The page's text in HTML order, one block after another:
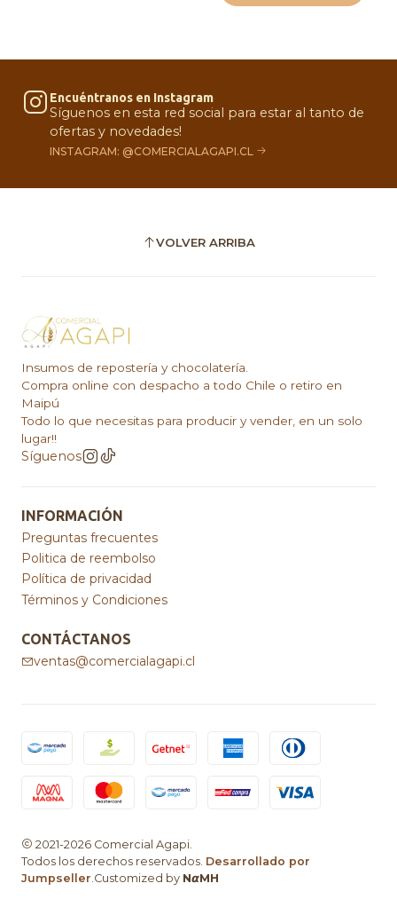
Encuéntranos en Instagram
Síguenos en esta red social para estar al tanto de
ofertas y novedades!
INSTAGRAM: @COMERCIALAGAPI.CL
VOLVER ARRIBA
Insumos de repostería y chocolatería.
Compra online con despacho a todo Chile o retiro en
Maipú
Todo lo que necesitas para producir y vender, en un solo
lugar!!
Síguenos
INFORMACIÓN
Preguntas frecuentes
Politica de reembolso
Política de privacidad
Términos y Condiciones
CONTÁCTANOS
ventas@comercialagapi.cl
2021-2026 Comercial Agapi.
Todos los derechos reservados. Desarrollado por
Jumpseller.Customized by N𝞪MH